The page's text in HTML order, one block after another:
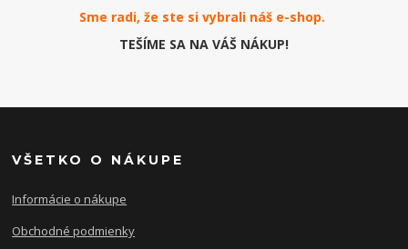
Sme radi, že ste si vybrali náš e-shop.
TEŠÍME SA NA VÁŠ NÁKUP!
VŠETKO O NÁKUPE
Informácie o nákupe
Obchodné podmienky